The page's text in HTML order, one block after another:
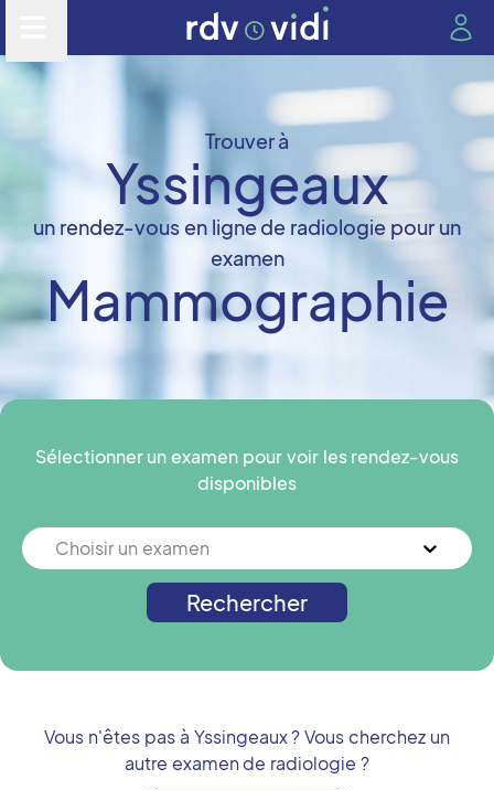
Trouver à
Yssingeaux
un rendez-vous en ligne de radiologie pour un
examen
Mammographie
Sélectionner un examen pour voir les rendez-vous
disponibles
Choisir un examen
Rechercher
Vous n'êtes pas à Yssingeaux? Vous cherchez un
autre examen de radiologie ?